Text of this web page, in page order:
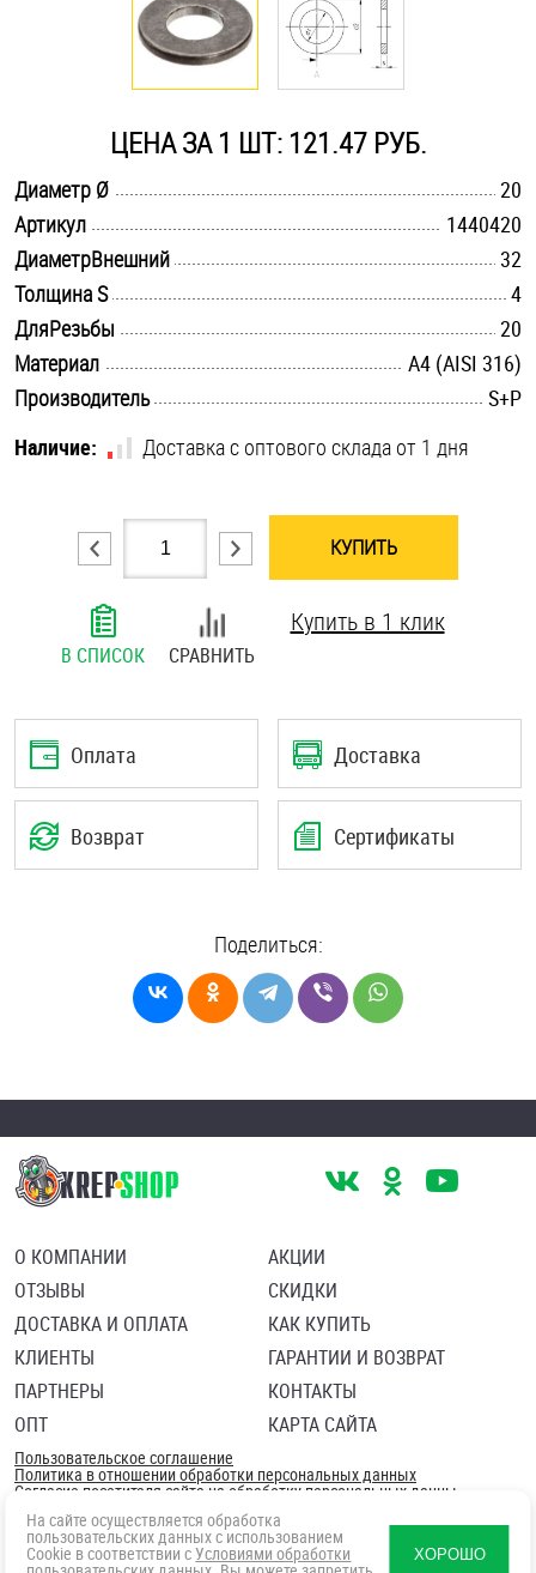
Оснастка и аксессуары для яхт
Саморезы и шурупы
Стопорные кольца
Такелаж
Хомуты
Шплинты
Штифты и пальцы
ЦЕНА ЗА 1 ШТ: 121.47 РУБ.
Диаметр Ø
20
Артикул
1440420
ДиаметрВнешний
32
Толщина S
4
ДляРезьбы
20
Материал
A4 (AISI 316)
Производитель
S+P
Наличие:
Доставка с оптового склада от 1 дня
КУПИТЬ
В СПИСОК СРАВНИТЬ
Купить в 1 клик
Оплата Доставка
Возврат Сертификаты
Поделиться:
О КОМПАНИИ
ОТЗЫВЫ
ДОСТАВКА И ОПЛАТА
КЛИЕНТЫ
ПАРТНЕРЫ
ОПТ
АКЦИИ
СКИДКИ
КАК КУПИТЬ
ГАРАНТИИ И ВОЗВРАТ
КОНТАКТЫ
КАРТА САЙТА
Пользовательское соглашение
Политика в отношении обработки персональных данных
Согласие посетителя сайта на обработку персональных данны
На сайте осуществляется обработка
пользовательских данных с использованием
Cookie в соответствии с Условиями обработки ХОРОШО